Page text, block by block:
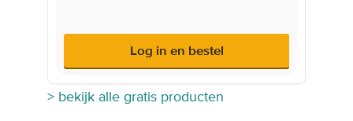
Log in en bestel
> bekijk alle gratis producten